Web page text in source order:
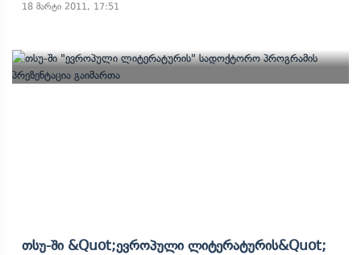
18 მარტი 2011, 17:51
Თსუ-Ში &quot;ევროპული Ლიტერატურის&quot;